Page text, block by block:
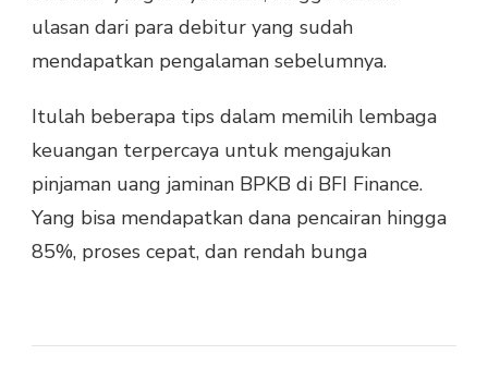
ulasan dari para debitur yang sudah
mendapatkan pengalaman sebelumnya.
Itulah beberapa tips dalam memilih lembaga
keuangan terpercaya untuk mengajukan
pinjaman uang jaminan BPKB di BFI Finance.
Yang bisa mendapatkan dana pencairan hingga
85%, proses cepat, dan rendah bunga